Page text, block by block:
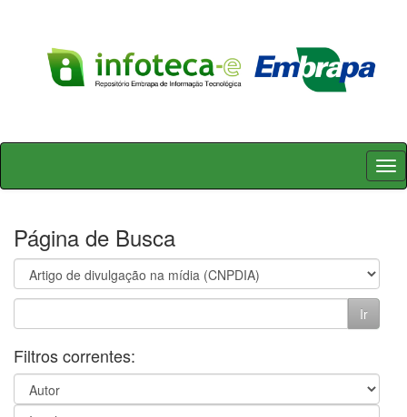
Skip
Página de Busca
Filtros correntes: